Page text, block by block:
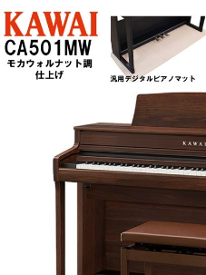
ドラム
管楽器